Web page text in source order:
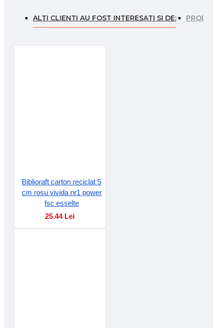
ALTI CLIENTI AU FOST INTERESATI SI DE:
Biblioraft carton reciclat 5
cm rosu vivida nr1 power
fsc esselte
25.44 Lei